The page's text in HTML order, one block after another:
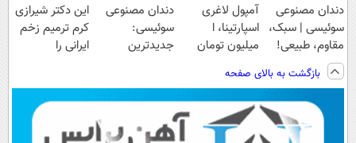
دندان مصنوعی
سوئیسی | سبک،
مقاوم، طبیعی!
ویزیت
رایگان+پرداخت
اقساطی😍
آمپول لاغری
اسپارتینا، ا
میلیون تومان
همه‌جا!
دندان مصنوعی
سوئیسی:
جدیدترین
پرداخت قسطی
این دکتر شیرازی
کرم ترمیم زخم
ایرانی را
بازگشت به بالای صفحه